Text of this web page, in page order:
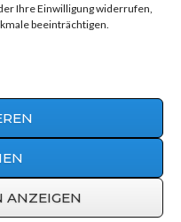
Ihre Einwilligung widerrufen,
beeinträchtigen.
ANZEIGEN
Stuttgart
© 2015 | MKI
GmbH & Co.
KG |info@mki-